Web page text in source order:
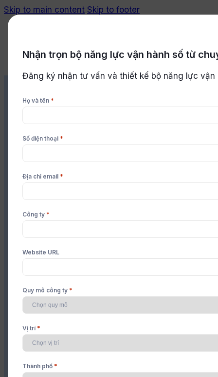
Skip to main content Skip to footer
Bắt đầu miễn phí
Phần mềm quản lý sản xuất tùy chỉnh linh hoạt trên
Nhận tư vấn & demo
Nhận trọn bộ năng lực vận hành số từ
Đăng ký nhận tư vấn và thiết kế bộ năng lực vận
Họ và tên *
Số điện thoại *
Địa chỉ email *
Công ty *
Website URL
Quy mô công ty *
Vị trí *
Thành phố *